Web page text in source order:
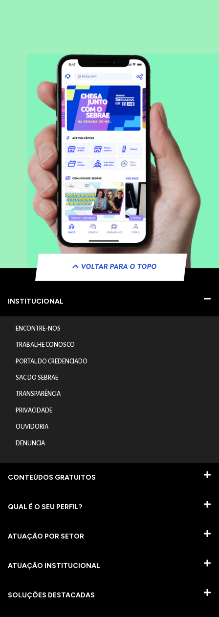
VOLTAR PARA O TOPO
INSTITUCIONAL
ENCONTRE-NOS
TRABALHE CONOSCO
PORTAL DO CREDENCIADO
SAC DO SEBRAE
TRANSPARÊNCIA
PRIVACIDADE
OUVIDORIA
DENUNCIA
CONTEÚDOS GRATUITOS
QUAL É O SEU PERFIL?
ATUAÇÃO POR SETOR
ATUAÇÃO INSTITUCIONAL
SOLUÇÕES DESTACADAS